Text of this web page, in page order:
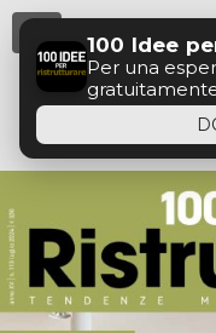
100 Idee
Per una
Menu